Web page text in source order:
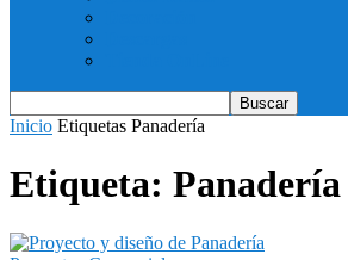
Inicio Etiquetas Panadería
Etiqueta: Panadería